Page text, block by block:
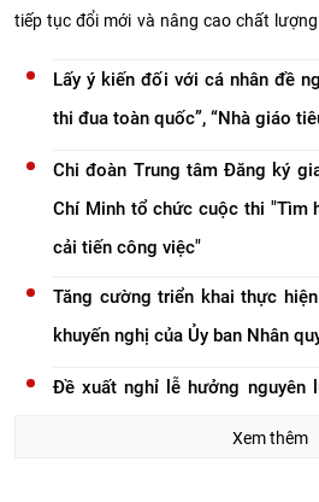
tiếp tục đổi mới và nâng cao chất
nhận đảng viên chính thức cho đảng
Lấy ý kiến đối với cá nhân đề
thi đua toàn quốc”, “Nhà giáo
Chi đoàn Trung tâm Đăng ký
Chí Minh tổ chức cuộc thi "Tìm
cải tiến công việc"
Tăng cường triển khai thực
khuyến nghị của Ủy ban Nhân
Đề xuất nghỉ lễ hưởng nguyên
Xem thêm